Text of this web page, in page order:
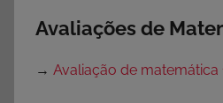
Avaliações de
→ Avaliação de matemática